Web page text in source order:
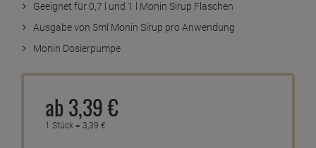
Geeignet für 0,7 l und 1 l Monin Sirup Flaschen
Ausgabe von 5ml Monin Sirup pro Anwendung
Monin Dosierpumpe
ab 3,39€
1 Stück = 3,39 €